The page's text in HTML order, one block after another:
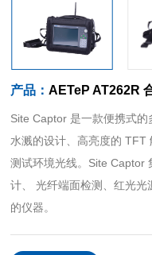
产品：AETeP AT262R
Site Captor 是一款便携式
水溅的设计、高亮度的 TFT
测试环境光线。Site Captor
计、 光纤端面检测、红光
的仪器。